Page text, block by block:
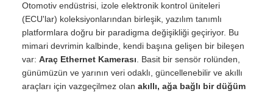
Otomotiv endüstrisi, izole elektronik kontrol üniteleri
(ECU'lar) koleksiyonlarından birleşik, yazılım tanımlı
platformlara doğru bir paradigma değişikliği geçiriyor. Bu
mimari devrimin kalbinde, kendi başına gelişen bir bileşen
var: Araç Ethernet Kamerası . Basit bir sensör rolünden,
günümüzün ve yarının veri odaklı, güncellenebilir ve akıllı
araçları için vazgeçilmez olan akıllı, ağa bağlı bir düğüm